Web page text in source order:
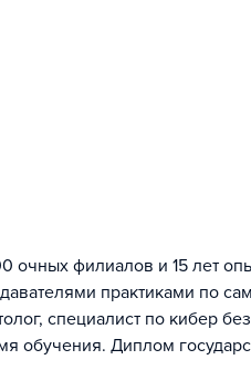
очных филиалов и 15 лет
практиками по
специалист по кибер
обучения. Диплом